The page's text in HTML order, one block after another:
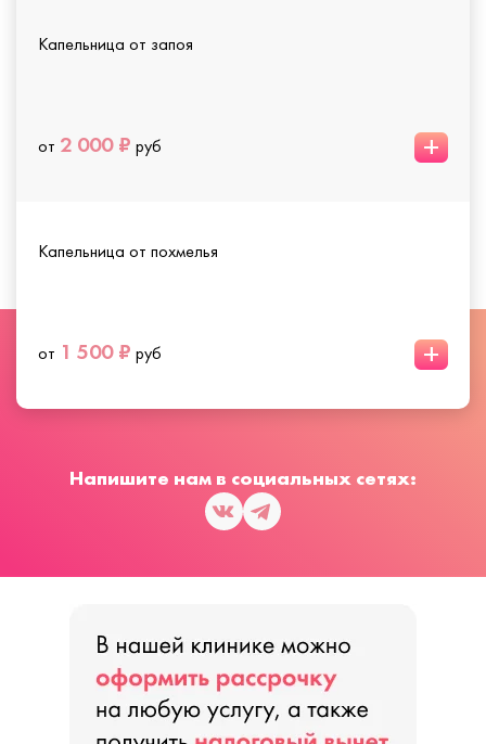
Капельница от запоя
от 2 000 ₽ руб +
Капельница от похмелья
от 1 500 ₽ руб +
Напишите нам в социальных сетях: